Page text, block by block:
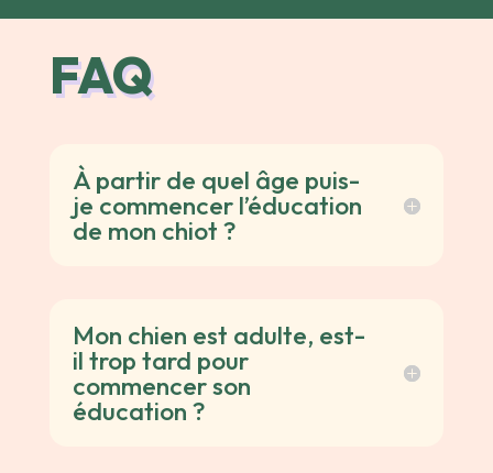
FAQ
À partir de quel âge puis-
je commencer l’éducation
de mon chiot ?
Mon chien est adulte, est-
il trop tard pour
commencer son
éducation ?